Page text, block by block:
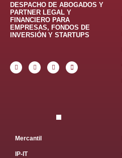
DESPACHO DE ABOGADOS Y
PARTNER LEGAL Y
FINANCIERO PARA
EMPRESAS, FONDOS DE
INVERSIÓN Y STARTUPS
Mercantil
IP-IT